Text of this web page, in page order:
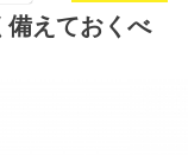
備えておくべ